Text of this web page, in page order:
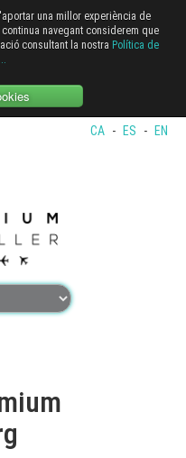
una millor experiència de
navegant considerem que
consultant la nostra Política de
...
CA - ES - EN